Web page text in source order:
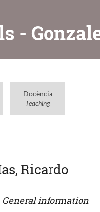
-
Docència
Teaching
Ricardo
General information